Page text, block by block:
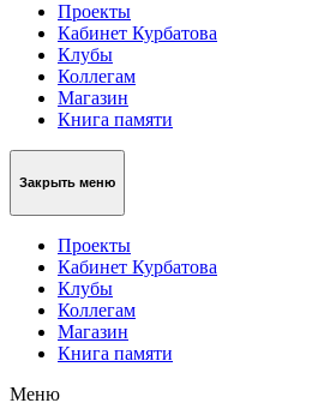
Проекты
Кабинет Курбатова
Клубы
Коллегам
Магазин
Книга памяти
Закрыть меню
Проекты
Кабинет Курбатова
Клубы
Коллегам
Магазин
Книга памяти
Меню